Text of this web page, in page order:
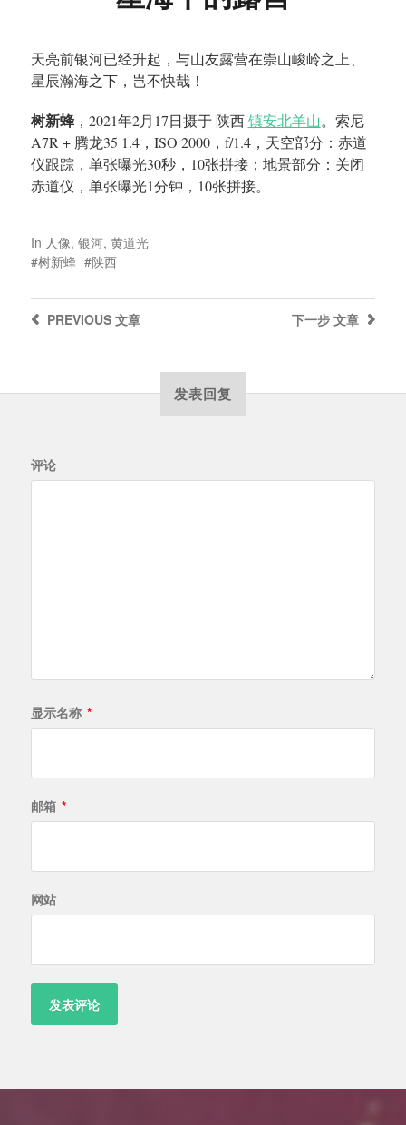
天亮前银河已经升起，与山友露营在崇山峻岭之上、
星辰瀚海之下，岂不快哉！
树新蜂，2021年2月17日摄于 陕西镇安北羊山。索尼
A7R + 腾龙35 1.4，ISO 2000，f/1.4，天空部分：赤道
仪跟踪，单张曝光30秒，10张拼接；地景部分：关闭
赤道仪，单张曝光1分钟，10张拼接。
In 人像, 银河, 黄道光
树新蜂
陕西
下一步 文章
PREVIOUS文章
发表回复
评论
显示名称 *
邮箱 *
网站